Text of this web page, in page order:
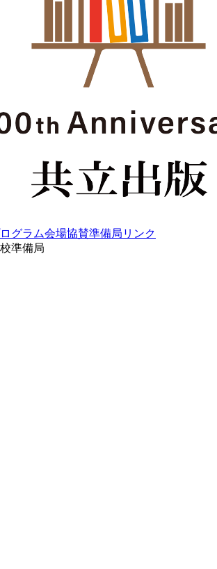
グラム会場協賛準備局 リンク
準備局